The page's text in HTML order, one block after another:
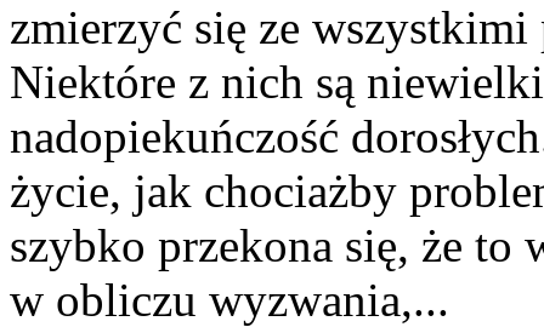
zmierzyć się ze
Niektóre z nich są
nadopiekuńczość
życie, jak chociażby
szybko przekona się, że to
w obliczu wyzwania,...